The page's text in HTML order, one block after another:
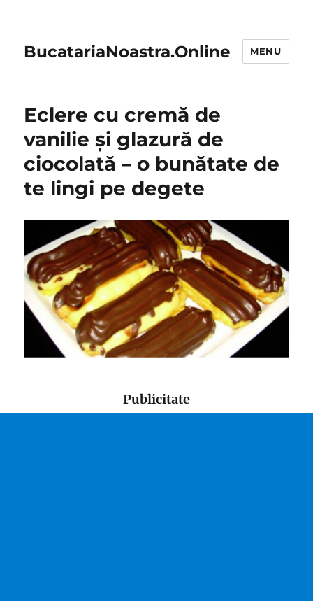
BucatariaNoastra.Online MENU
Eclere cu cremă de
vanilie și glazură de
ciocolată – o bunătate de
te lingi pe degete
Publicitate